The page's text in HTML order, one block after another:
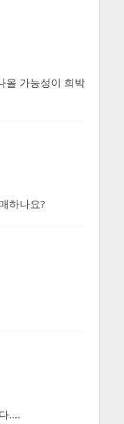
올 가능성이 희박
하나요?
….